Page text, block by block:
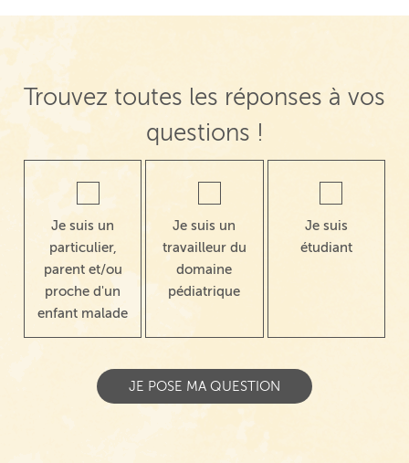
Trouvez toutes les réponses à vos
questions !
Je suis un
particulier,
parent et/ou
proche d'un
enfant malade
Je suis un
travailleur du
domaine
pédiatrique
Je suis
étudiant